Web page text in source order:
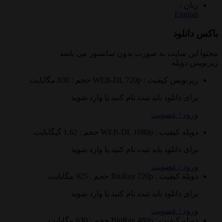
سایت به صورت بدون سانسور می باشد
کیفیت : WEB-DL 720p حجم : 830 مگابایت
دانلود باید ثبت نام کنید یا وارد شوید
/ عضویت
کیفیت : WEB-DL 1080p حجم : 1.62 گیگابایت
دانلود باید ثبت نام کنید یا وارد شوید
/ عضویت
کیفیت : BluRay 720p حجم : 925 مگابایت
دانلود باید ثبت نام کنید یا وارد شوید
/ عضویت
کیفیت : BluRay 480p حجم : 630 مگابایت